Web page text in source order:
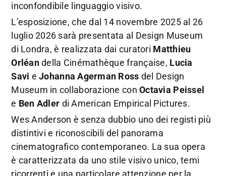
inconfondibile linguaggio visivo.
L’esposizione, che dal 14 novembre 2025 al 26
luglio 2026 sarà presentata al Design Museum
di Londra, è realizzata dai curatori Matthieu
Orléandella Cinémathèque française, Lucia
Savi eJohanna Agerman Ross del Design
Museum in collaborazione conOctavia Peissel
e Ben Adler di American Empirical Pictures.
Wes Anderson è senza dubbio uno dei registi più
distintivi e riconoscibili del panorama
cinematografico contemporaneo. La sua opera
è caratterizzata da uno stile visivo unico, temi
ricorrenti e una particolare attenzione per la